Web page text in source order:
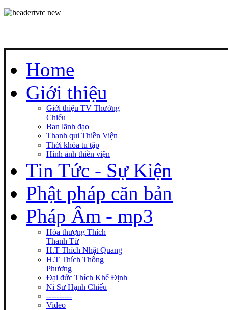
Home
Giới thiệu
Giới thiệu TV Thường
Chiếu
Ban lãnh đạo
Thanh qui Thiền Viện
Thời khóa tu tập
Hình ảnh thiền viện
Tin Tức - Sự Kiện
Phật pháp căn bản
Pháp Âm - mp3
Hòa thượng Thích
Thanh Từ
H.T Thích Nhật Quang
H.T Thích Thông
Phương
Đại đức Thích Khế Định
Ni Sư Hạnh Chiếu
----------
Video